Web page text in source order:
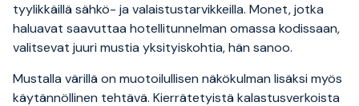
tyylikkäillä sähkö- ja valaistustarvikkeilla. Monet, jotka
haluavat saavuttaa hotellitunnelman omassa kodissaan,
valitsevat juuri mustia yksityiskohtia, hän sanoo.
Mustalla värillä on muotoilullisen näkökulman lisäksi myös
käytännöllinen tehtävä. Kierrätetyistä kalastusverkoista